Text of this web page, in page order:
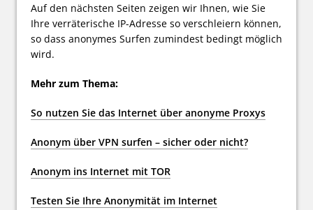
Auf den nächsten Seiten zeigen wir Ihnen, wie Sie
Ihre verräterische IP-Adresse so verschleiern können,
so dass anonymes Surfen zumindest bedingt möglich
wird.
Mehr zum Thema:
So nutzen Sie das Internet über anonyme Proxys
Anonym über VPN surfen – sicher oder nicht?
Anonym ins Internet mit TOR
Testen Sie Ihre Anonymität im Internet